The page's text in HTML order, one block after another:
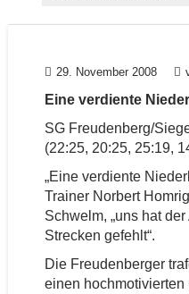
29. November 2008
Eine verdiente
SG Freudenberg/
(22:25, 20:25, 25:19,
„Eine verdiente
Trainer Norbert
Schwelm, „uns hat
Strecken gefehlt“.
Die Freudenberger
einen hochmotivierten